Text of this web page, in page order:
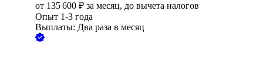
от 135 600 ₽ за месяц, до вычета налогов
Опыт 1-3 года
Выплаты: Два раза в месяц